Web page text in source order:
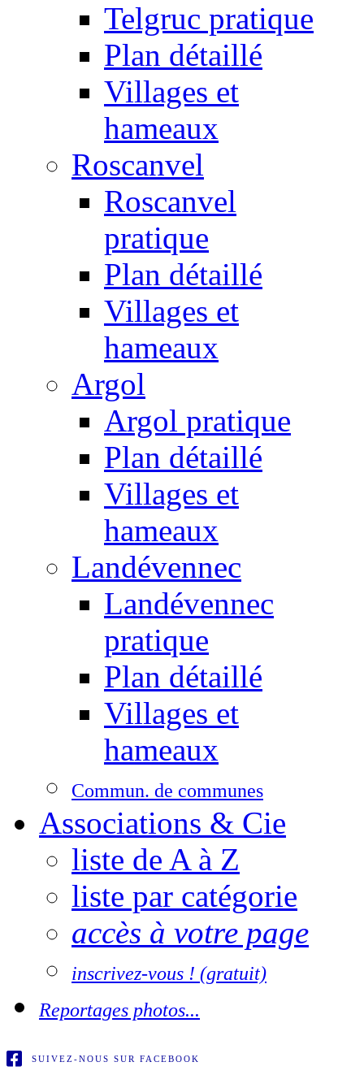
Telgruc pratique
Plan détaillé
Villages et
hameaux
Roscanvel
Roscanvel
pratique
Plan détaillé
Villages et
hameaux
Argol
Argol pratique
Plan détaillé
Villages et
hameaux
Landévennec
Landévennec
pratique
Plan détaillé
Villages et
hameaux
Commun. de communes
Associations & Cie
liste de A à Z
liste par catégorie
accès à votre page
inscrivez-vous ! (gratuit)
Reportages photos...
SUIVEZ-NOUS SUR FACEBOOK